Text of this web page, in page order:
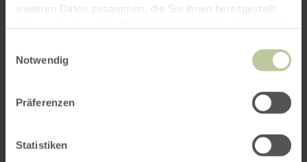
weiteren Daten zusammen, die Sie ihnen bereitgestellt
Notwendig
Präferenzen
Statistiken
Angebot anfragen
faszinierenden Höhepunkte der Deutschen
Maria Laach